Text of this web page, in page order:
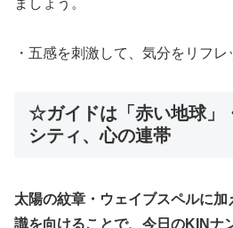
・五感を刺激して、気分をリフレ
☆ガイドは「赤い地球」
シティ、心の連帯
太陽の紋章・ウェイブスペルに
識を向けることで、今日のKINナ